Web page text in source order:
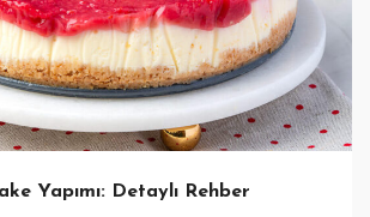
Yapımı: Detaylı Rehber